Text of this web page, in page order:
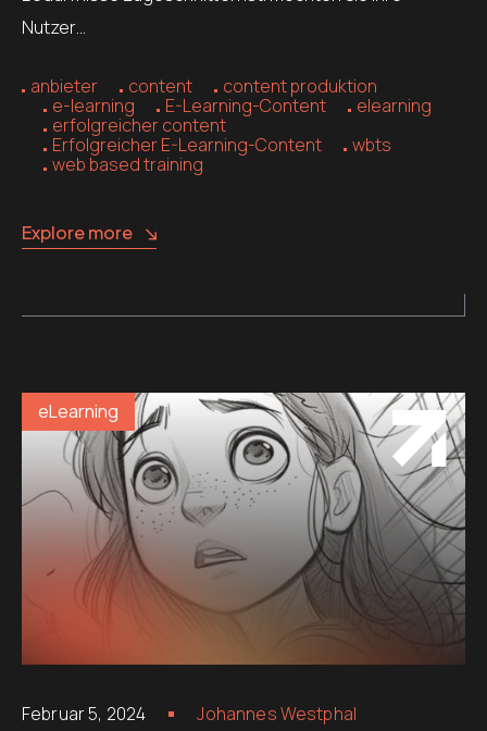
Nutzer…
anbieter content
content produktion
e-learning
E-Learning-Content
elearning
erfolgreicher content
Erfolgreicher E-Learning-Content
wbts
web based training
Explore more
eLearning
Februar 5, 2024 Johannes Westphal